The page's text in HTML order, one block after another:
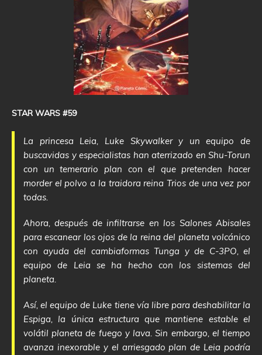
STAR WARS #59
La princesa Leia, Luke Skywalker y un equipo de
buscavidas y especialistas han aterrizado en Shu-Torun
con un temerario plan con el que pretenden hacer
morder el polvo a la traidora reina Trios de una vez por
todas.
Ahora, después de infiltrarse en los Salones Abisales
para escanear los ojos de la reina del planeta volcánico
con ayuda del cambiaformas Tunga y de C-3PO, el
equipo de Leia se ha hecho con los sistemas del
planeta.
Así, el equipo de Luke tiene vía libre para deshabilitar la
Espiga, la única estructura que mantiene estable el
volátil planeta de fuego y lava. Sin embargo, el tiempo
avanza inexorable y el arriesgado plan de Leia podría